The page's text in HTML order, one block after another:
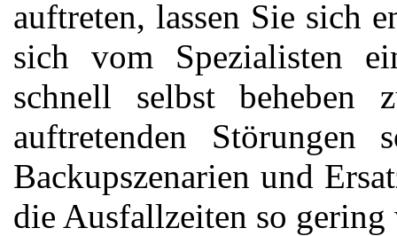
auftreten, lassen Sie sich
sich vom Spezialisten
schnell selbst beheben
auftretenden Störungen
Backupszenarien und
die Ausfallzeiten so